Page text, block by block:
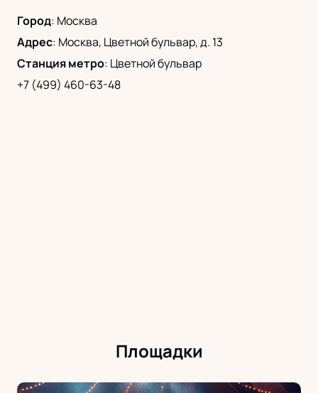
Город: Москва
Адрес: Москва, Цветной бульвар, д. 13
Станция метро: Цветной бульвар
+7 (499) 460-63-48
Площадки